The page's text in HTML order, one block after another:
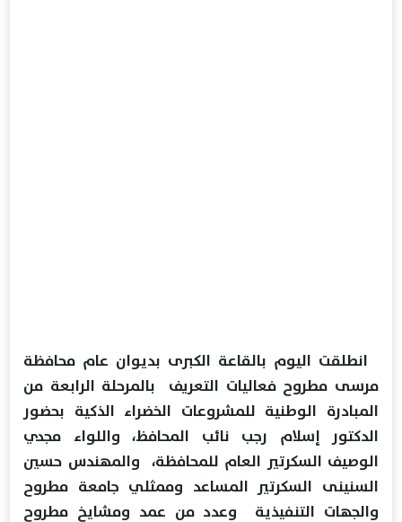
انطلقت اليوم بالقاعة الكبرى بديوان عام محافظة
مرسى مطروح فعاليات التعريف بالمرحلة الرابعة من
المبادرة الوطنية للمشروعات الخضراء الذكية بحضور
الدكتور إسلام رجب نائب المحافظ، واللواء مجدي
الوصيف السكرتير العام للمحافظة، والمهندس حسين
السنينى السكرتير المساعد وممثلي جامعة مطروح
والجهات التنفيذية وعدد من عمد ومشايخ مطروح